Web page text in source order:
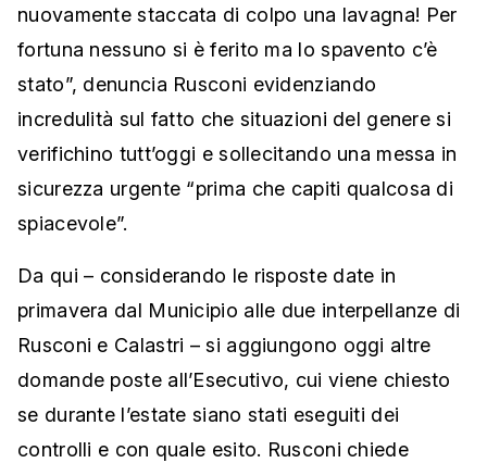
nuovamente staccata di colpo una lavagna! Per
fortuna nessuno si è ferito ma lo spavento c’è
stato”, denuncia Rusconi evidenziando
incredulità sul fatto che situazioni del genere si
verifichino tutt’oggi e sollecitando una messa in
sicurezza urgente “prima che capiti qualcosa di
spiacevole”.
Da qui – considerando le risposte date in
primavera dal Municipio alle due interpellanze di
Rusconi e Calastri – si aggiungono oggi altre
domande poste all’Esecutivo, cui viene chiesto
se durante l’estate siano stati eseguiti dei
controlli e con quale esito. Rusconi chiede